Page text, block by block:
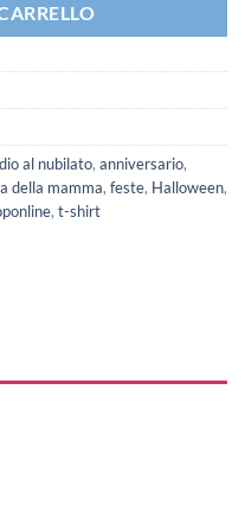
al nubilato, anniversario,
della mamma, feste, Halloween,
, t-shirt